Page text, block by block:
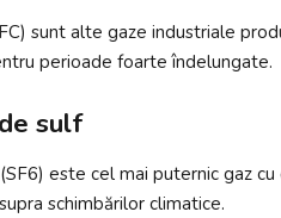
sunt alte gaze industriale
perioade foarte îndelungate.
sulf
este cel mai puternic gaz
schimbărilor climatice.